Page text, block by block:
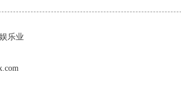
乐业